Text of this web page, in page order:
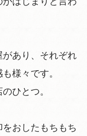
あり、それぞれ
様々です。
ひとつ。
おしたもちもち